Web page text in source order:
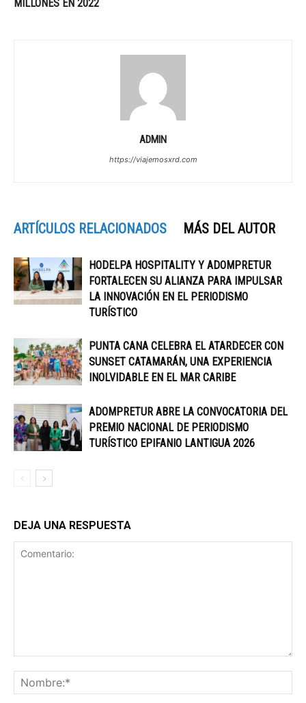
MILLONES EN 2022
ADMIN
https://viajemosxrd.com
ARTÍCULOS RELACIONADOS MÁS DEL AUTOR
HODELPA HOSPITALITY Y ADOMPRETUR
FORTALECEN SU ALIANZA PARA IMPULSAR
LA INNOVACIÓN EN EL PERIODISMO
TURÍSTICO
PUNTA CANA CELEBRA EL ATARDECER CON
SUNSET CATAMARÁN, UNA EXPERIENCIA
INOLVIDABLE EN EL MAR CARIBE
ADOMPRETUR ABRE LA CONVOCATORIA DEL
PREMIO NACIONAL DE PERIODISMO
TURÍSTICO EPIFANIO LANTIGUA 2026
DEJA UNA RESPUESTA